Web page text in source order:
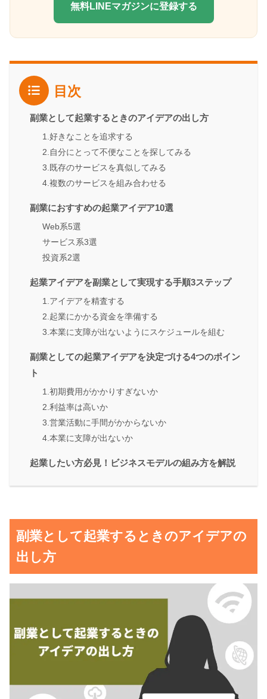
無料LINEマガジンに登録する
目次
副業として起業するときのアイデアの出し方
1.好きなことを追求する
2.自分にとって不便なことを探してみる
3.既存のサービスを真似してみる
4.複数のサービスを組み合わせる
副業におすすめの起業アイデア10選
Web系5選
サービス系3選
投資系2選
起業アイデアを副業として実現する手順3ステップ
1.アイデアを精査する
2.起業にかかる資金を準備する
3.本業に支障が出ないようにスケジュールを組む
副業としての起業アイデアを決定づける4つのポイン
ト
1.初期費用がかかりすぎないか
2.利益率は高いか
3.営業活動に手間がかからないか
4.本業に支障が出ないか
起業したい方必見！ビジネスモデルの組み方を解説
副業として起業するときのアイデアの
出し方